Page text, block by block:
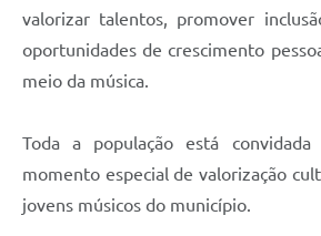
valorizar talentos, promover
oportunidades de crescimento
meio da música.
Toda a população está
momento especial de valorização
jovens músicos do município.